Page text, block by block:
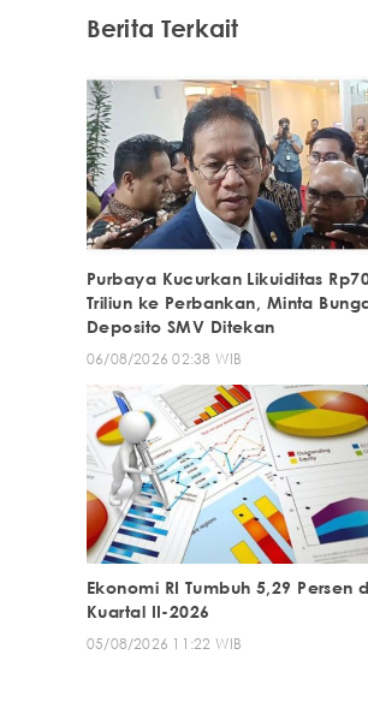
Berita Terkait
Purbaya Kucurkan Likuiditas
Triliun ke Perbankan, Minta
Deposito SMV Ditekan
06/08/2026 02:38 WIB
Ekonomi RI Tumbuh 5,29 Persen
Kuartal II-2026
05/08/2026 11:22 WIB